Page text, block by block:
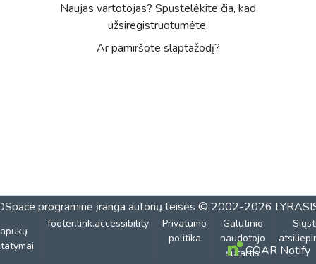
Naujas vartotojas? Spustelėkite čia, kad
užsiregistruotumėte.
Ar pamiršote slaptažodį?
programinė įranga autorių teisės © 2002-2026
footer.link.accessibility
Privatumo
politika
Galutinio
naudotojo
sutartisCOAR Notify